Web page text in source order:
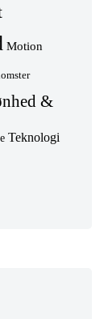
Motion
&
Teknologi